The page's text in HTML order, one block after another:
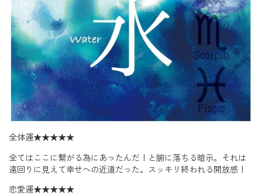
全体運★★★★★
全てはここに繋がる為にあったんだ！と腑に落ちる暗示。それは
遠回りに見えて幸せへの近道だった。スッキリ終われる開放感！
恋愛運★★★★★